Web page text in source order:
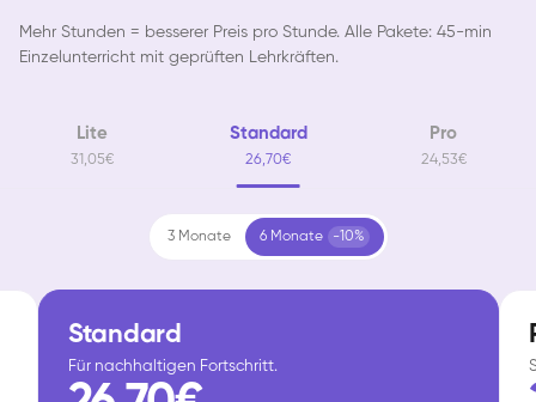
Mehr Stunden = besserer Preis pro Stunde. Alle Pakete: 45-min
Einzelunterricht mit geprüften Lehrkräften.
Lite
31,05€
Standard
26,70€
Pro
24,53€
3 Monate 6 Monate -10%
Standard
Für nachhaltigen Fortschritt.